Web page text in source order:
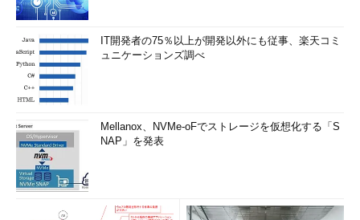
IT開発者の75％以上が開発以外にも従事、楽天コミ
ュニケーションズ調べ
Mellanox、NVMe-oFでストレージを仮想化する「S
NAP」を発表